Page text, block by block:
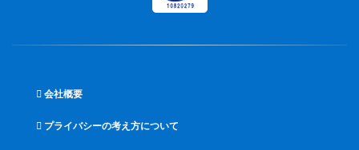
会社概要
プライバシーの考え方について